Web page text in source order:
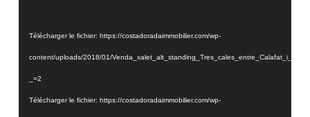
Télécharger le fichier: https://costadoradaimmobilier.com/wp-
content/uploads/2018/01/
_=2
Télécharger le fichier: https://costadoradaimmobilier.com/wp-